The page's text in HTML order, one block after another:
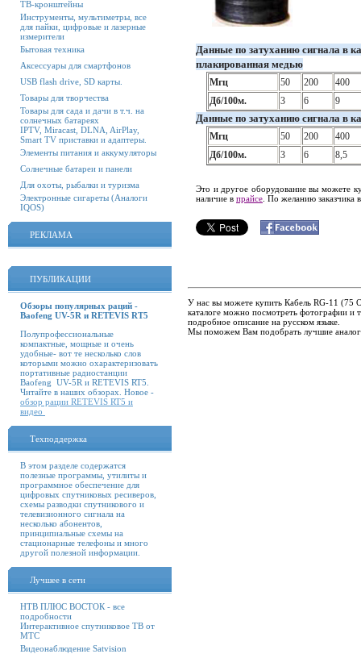
ТВ-кронштейны
Инструменты, мультиметры, все
для пайки, цифровые и лазерные
измерители
Бытовая техника
Аксессуары для смартфонов
USB flash drive, SD карты.
Товары для творчества
Товары для сада и дачи в т.ч. на
солнечных батареях
IPTV, Miracast, DLNA, AirPlay,
Smart TV приставки и адаптеры.
Элементы питания и аккумуляторы
Солнечные батареи и панели
Для охоты, рыбалки и туризма
Электронные сигареты (Аналоги
IQOS)
РЕКЛАМА
ПУБЛИКАЦИИ
Обзоры популярных раций -
Baofeng UV-5R и RETEVIS RT5
Полупрофессиональные
компактные, мощные и очень
удобные- вот те несколько слов
которыми можно охарактеризовать
портативные радиостанции
Baofeng UV-5R и RETEVIS RT5.
Читайте в наших обзорах. Новое -
обзор рации RETEVIS RT5 и
видео
Техподдержка
В этом разделе содержатся
полезные программы, утилиты и
программное обеспечение для
цифровых спутниковых ресиверов,
схемы разводки спутникового и
телевизионного сигнала на
несколько абонентов,
принципиальные схемы на
стационарные телефоны и много
другой полезной информации.
Лучшее в сети
НТВ ПЛЮС ВОСТОК - все
подробности
Интерактивное спутниковое ТВ от
МТС
Видеонаблюдение Satvision
Данные по затуханию сигнала в
плакированная медью
Мгц 50 200
400
Дб/100м.
3 6 9
Данные по затуханию сигнала в
Мгц 50 200
400
Дб/100м.
3 6 8,5
Это и другое оборудование вы можете
наличие в прайсе . По желанию заказчика
У нас вы можете купить Кабель RG-11 (75
каталоге можно посмотреть фотографии и
подробное описание на русском языке.
Мы поможем Вам подобрать лучшие